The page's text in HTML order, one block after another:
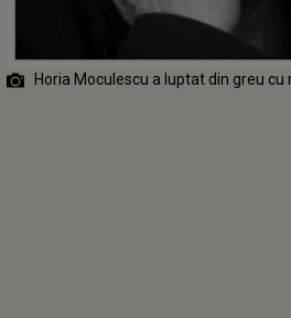
Horia Moculescu a luptat din greu